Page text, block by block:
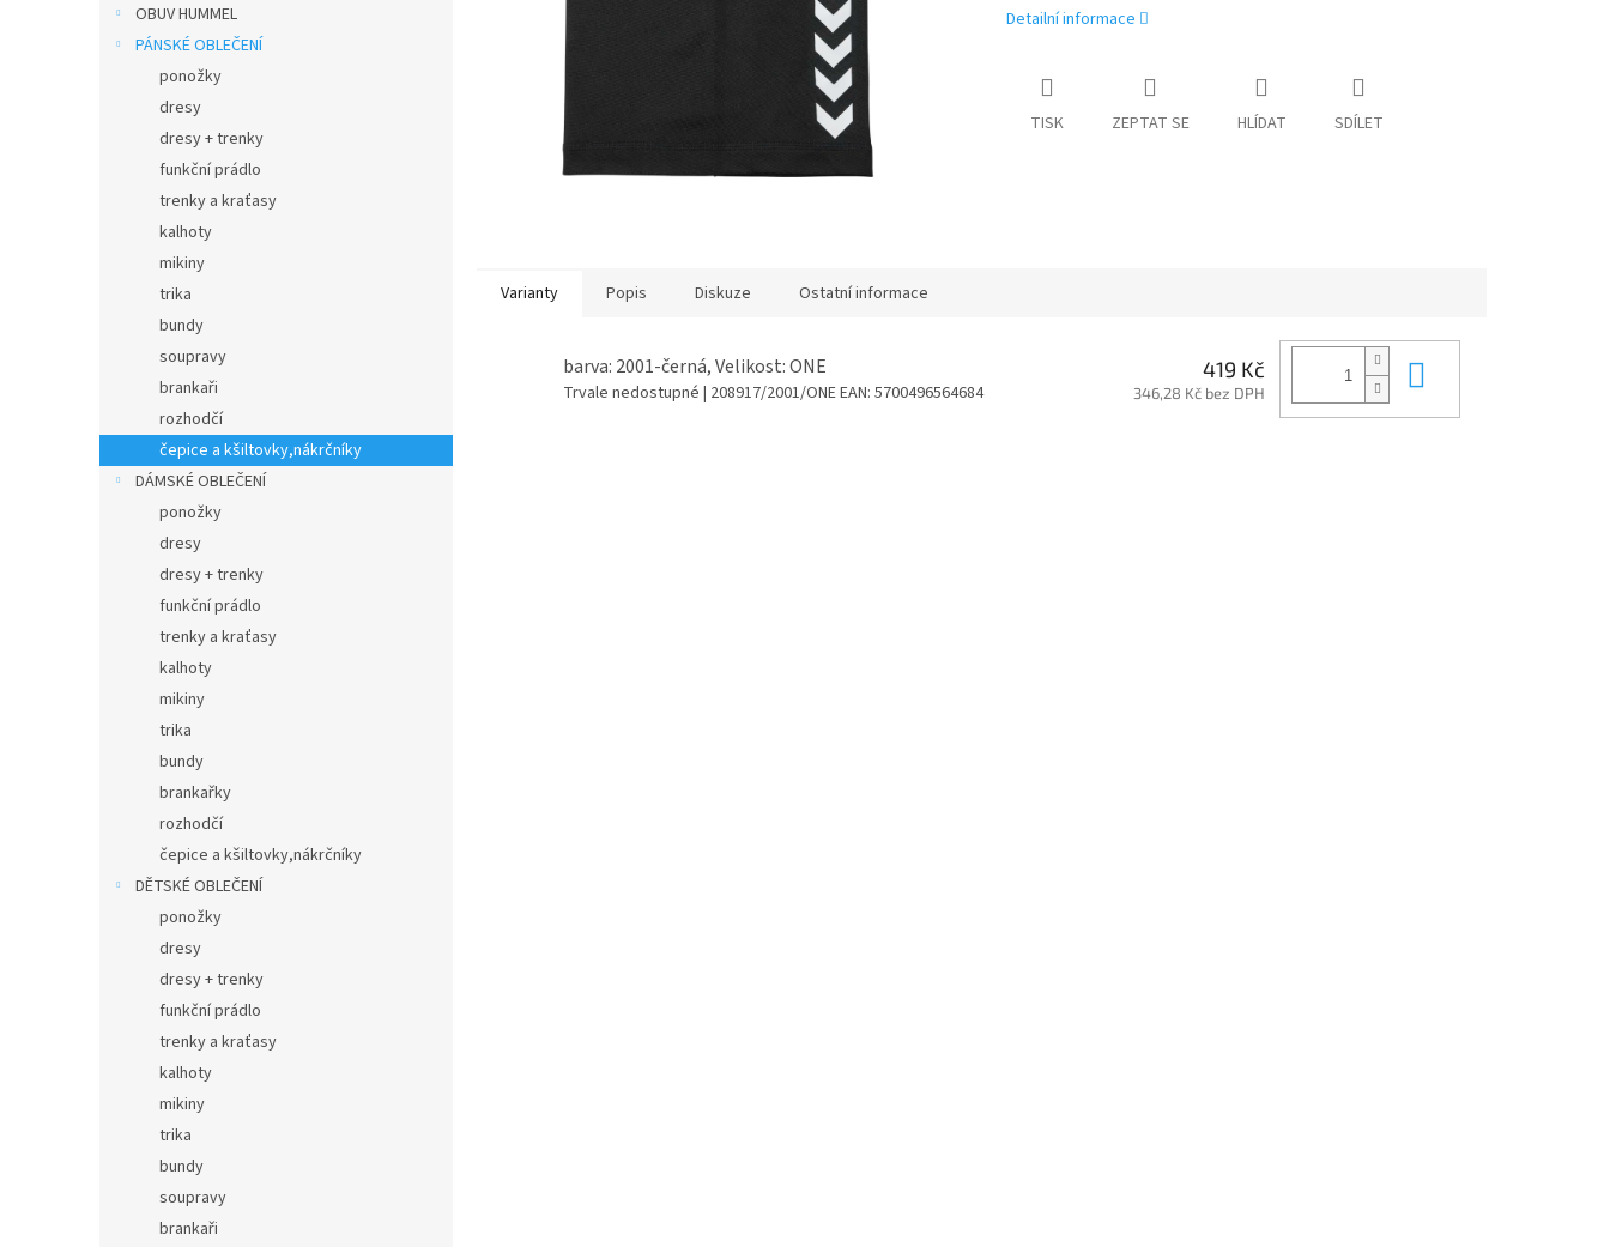
OBUV HUMMEL
PÁNSKÉ OBLEČENÍ
ponožky
dresy
dresy + trenky
funkční prádlo
trenky a kraťasy
kalhoty
mikiny
trika
bundy
soupravy
brankaři
rozhodčí
čepice a kšiltovky,nákrčníky
DÁMSKÉ OBLEČENÍ
ponožky
dresy
dresy + trenky
funkční prádlo
trenky a kraťasy
kalhoty
mikiny
trika
bundy
brankařky
rozhodčí
čepice a kšiltovky,nákrčníky
DĚTSKÉ OBLEČENÍ
ponožky
dresy
dresy + trenky
funkční prádlo
trenky a kraťasy
kalhoty
mikiny
trika
bundy
soupravy
brankaři
Detailní informace
TISK ZEPTAT SE HLÍDAT SDÍLET
Varianty Popis Diskuze Ostatní informace
barva: 2001-černá, Velikost: ONE
Trvale nedostupné | 208917/2001/ONEEAN: 5700496564684
419 Kč
346,28 Kč bez DPH